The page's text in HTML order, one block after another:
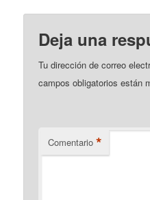
Deja una
Tu dirección de correo
campos obligatorios están
Comentario *